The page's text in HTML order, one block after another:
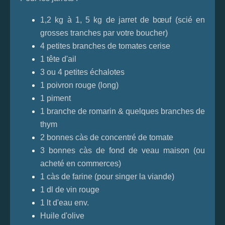
1,2 kg à 1, 5 kg de jarret de bœuf (scié en
grosses tranches par votre boucher)
4 petites branches de tomates cerise
1 tête d'ail
3 ou 4 petites échalotes
1 poivron rouge (long)
1 piment
1 branche de romarin & quelques branches de
thym
2 bonnes càs de concentré de tomate
3 bonnes càs de fond de veau maison (ou
acheté en commerces)
1 càs de farine (pour singer la viande)
1 dl de vin rouge
1 lt d'eau env.
Huile d'olive